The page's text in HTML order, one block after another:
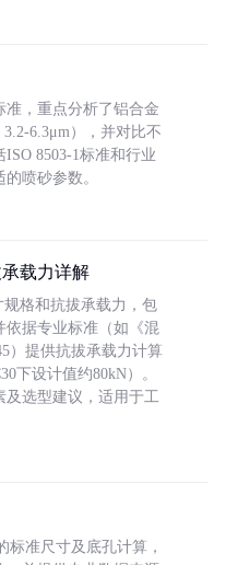
，重点分析了铝合金
6.3μm），并对比不
8503-1标准和行业
喷砂参数。
载力详解
格和抗拔承载力，包
依据专业标准（如《混
）提供抗拔承载力计算
下设计值约80kN）。
及选型建议，适用于工
标准尺寸及底孔计算，